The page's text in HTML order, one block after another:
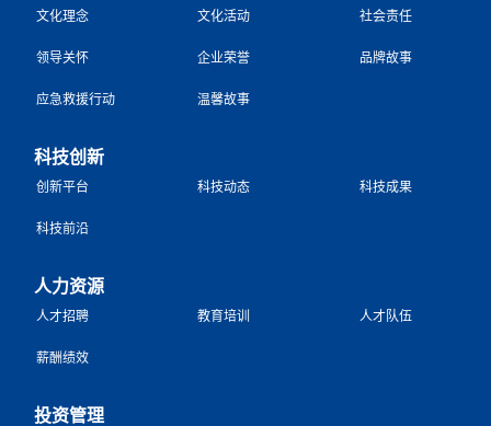
文化理念 文化活动 社会责任
领导关怀 企业荣誉 品牌故事
应急救援行动 温馨故事
科技创新
创新平台 科技动态 科技成果
科技前沿
人力资源
人才招聘 教育培训 人才队伍
薪酬绩效
投资管理